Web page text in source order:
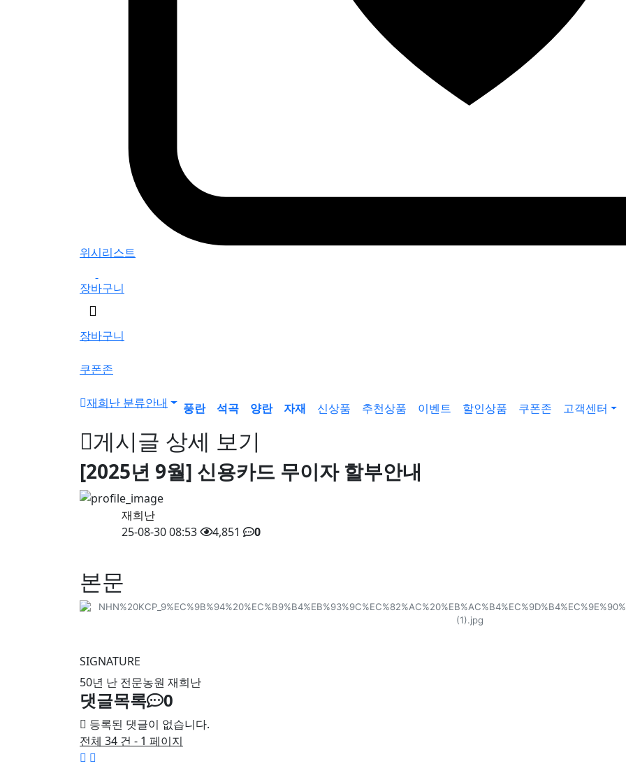
위시리스트
장바구니
검
버
장바구니
쿠폰존
재희난 분류안내 풍란 석곡 양란 자재 신상품 추천상품 이벤트 할인상품 쿠폰존 고객센터
게시글 상세 보기
[2025년 9월] 신용카드 무이자 할부안내
재희난
25-08-30 08:53
4,851 0
본문
SIGNATURE
50년 난 전문농원 재희난
댓글목록 0
등록된 댓글이 없습니다.
전체 34 건 - 1 페이지